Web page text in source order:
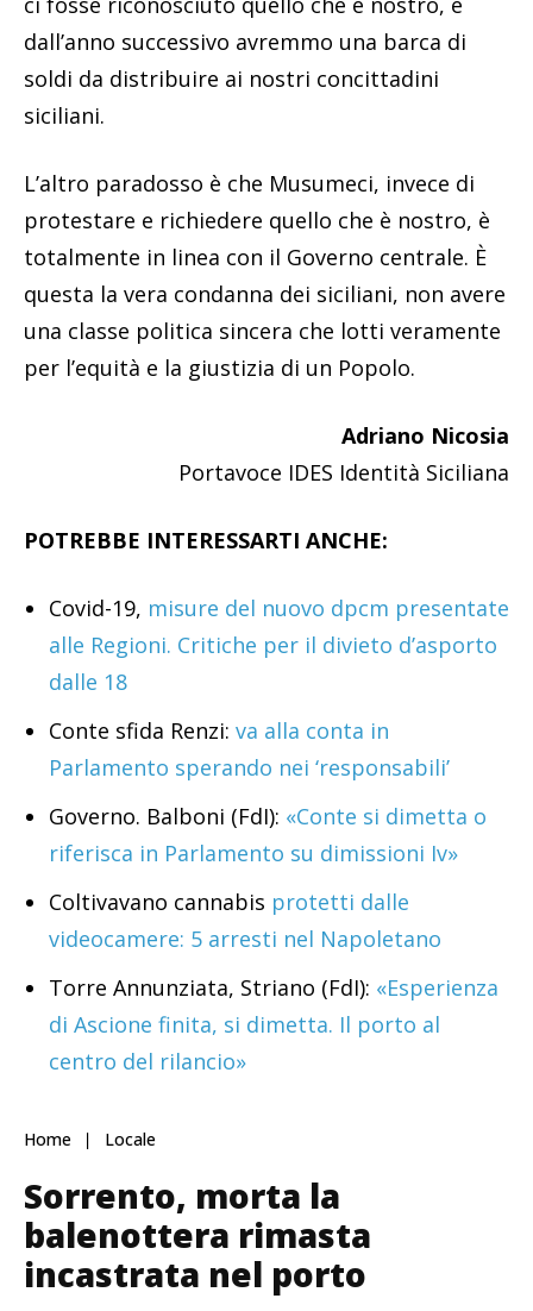
dall’anno successivo avremmo una barca di
soldi da distribuire ai nostri concittadini
siciliani.
L’altro paradosso è che Musumeci, invece di
protestare e richiedere quello che è nostro, è
totalmente in linea con il Governo centrale. È
questa la vera condanna dei siciliani, non avere
una classe politica sincera che lotti veramente
per l’equità e la giustizia di un Popolo.
Adriano Nicosia
Portavoce IDES Identità Siciliana
POTREBBE INTERESSARTI ANCHE:
Covid-19, misure del nuovo dpcm presentate
alle Regioni. Critiche per il divieto d’asporto
dalle 18
Conte sfida Renzi: va alla conta in
Parlamento sperando nei ‘responsabili’
Governo. Balboni (FdI): «Conte si dimetta o
riferisca in Parlamento su dimissioni Iv»
Coltivavano cannabis protetti dalle
videocamere: 5 arresti nel Napoletano
Torre Annunziata, Striano (FdI): «Esperienza
di Ascione finita, si dimetta. Il porto al
centro del rilancio»
Home Locale
Sorrento, morta la
balenottera rimasta
incastrata nel porto